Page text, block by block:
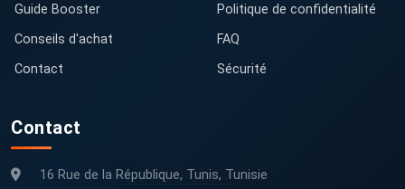
Guide Booster
Conseils d'achat
Contact
Politique de confidentialité
FAQ
Sécurité
Contact
16 Rue de la République, Tunis, Tunisie